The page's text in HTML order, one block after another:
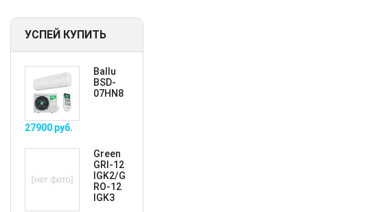
УСПЕЙ КУПИТЬ
Ballu
BSD-
07HN8
27900 руб.
Green
GRI-12
IGK2/G
RO-12
IGK3